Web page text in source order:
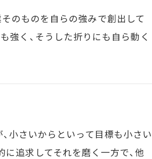
のものを自らの強みで創出して
強く、そうした折りにも自ら動く
小さいからといって目標も小さい
追求してそれを磨く一方で、他